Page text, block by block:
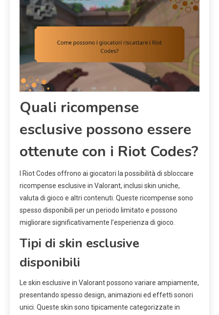
Quali ricompense
esclusive possono essere
ottenute con i Riot Codes?
I Riot Codes offrono ai giocatori la possibilità di sbloccare
ricompense esclusive in Valorant, inclusi skin uniche,
valuta di gioco e altri contenuti. Queste ricompense sono
spesso disponibili per un periodo limitato e possono
migliorare significativamente l’esperienza di gioco.
Tipi di skin esclusive
disponibili
Le skin esclusive in Valorant possono variare ampiamente,
presentando spesso design, animazioni ed effetti sonori
unici. Queste skin sono tipicamente categorizzate in